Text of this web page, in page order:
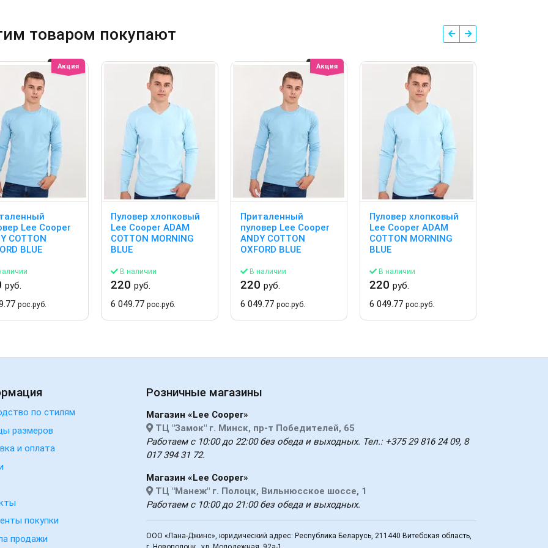
товаром покупают
Акция
Lee Cooper
COTTON
BLUE
руб.
рос.руб.
Пуловер хлопковый
Lee Cooper ADAM
COTTON MORNING
BLUE
В наличии
220руб.
6 049.77рос.руб.
Акция
Приталенный
пуловер Lee Cooper
ANDY COTTON
OXFORD BLUE
В наличии
220 руб.
6 049.77 рос.руб.
Пуловер хлопковый
Lee Cooper ADAM
COTTON MORNING
BLUE
В наличии
220 руб.
6 049.77 рос.руб.
по стилям
размеров
и оплата
покупки
продажи
Розничные магазины
Магазин «Lee Cooper»
ТЦ "Замок" г. Минск, пр-т Победителей, 65
Работаем с 10:00 до 22:00 без обеда и выходных. Тел.: +375 29 816 24 09, 8
017 394 31 72.
Магазин «Lee Cooper»
ТЦ "Манеж" г. Полоцк, Вильнюсское шоссе, 1
Работаем с 10:00 до 21:00 без обеда и выходных.
ООО «Лана-Джинс», юридический адрес: Республика Беларусь, 211440 Витебская область,